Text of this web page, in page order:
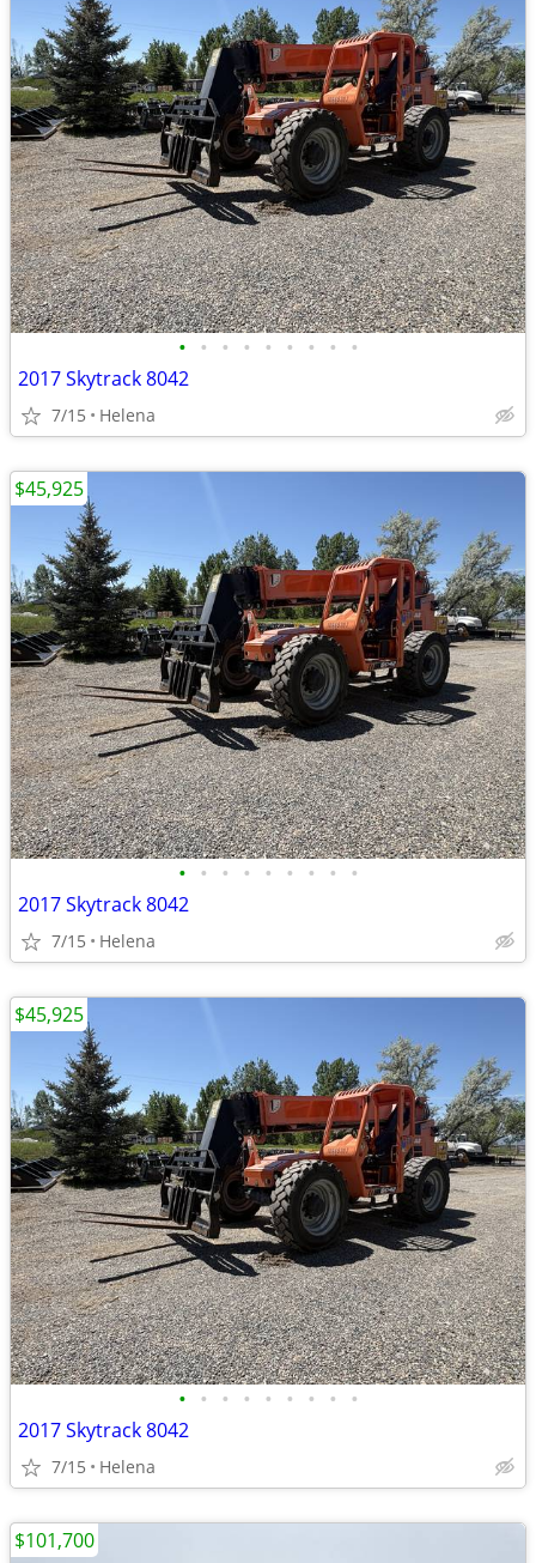
• • • • • • • • •
2017 Skytrack 8042
7/15 Helena
• • • • • • • • •
2017 Skytrack 8042
7/15 Helena
$45,925
• • • • • • • • •
2017 Skytrack 8042
7/15 Helena
$45,925
$101,700